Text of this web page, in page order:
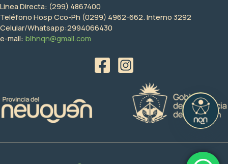
Linea Directa: (299) 4867400
Teléfono Hosp Cco-Ph (0299) 4962-662. Interno 3292
Celular/Whatsapp:2994066430
e-mail: blhnqn@gmail.com